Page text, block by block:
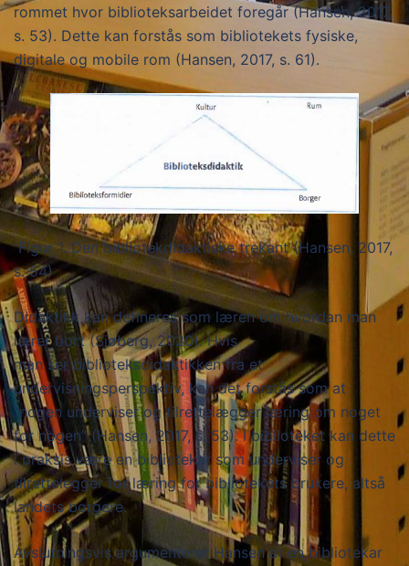
rommet hvor biblioteksarbeidet foregår (Hansen, 2017,
s. 53). Dette kan forstås som bibliotekets fysiske,
digitale og mobile rom (Hansen, 2017, s. 61).
Figur 1. Den bibliotekdidaktiske trekant (Hansen, 2017,
s. 54)
Didaktikk kan defineres som læren om hvordan man
lærer bort (Sjøberg, 2020). Hvis
man ser biblioteksdidaktikken fra et
undervisningsperspektiv, kan det forstås som at
“nogen underviser og tilrettelægger læring om noget
for nogen” (Hansen, 2017, s. 53). I biblioteket kan dette
i praksis være en bibliotekar som underviser og
tilrettelegger for læring for bibliotekets brukere, altså
landets borgere.
Avslutningsvis argumenterer Hansen at en bibliotekar